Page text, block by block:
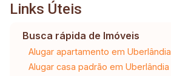
Links Úteis
Busca rápida de Imóveis
Alugar apartamento em Uberlândia
Alugar casa padrão em Uberlândia